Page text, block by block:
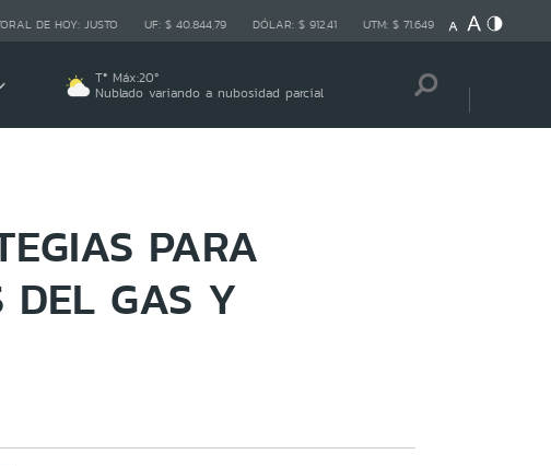
DE HOY: JUSTO UF: $ 40.844,79 DÓLAR: $ 912,41 UTM: $ 71.649
Tª Máx:20º
Nublado variando a nubosidad parcial
PARA
DEL GAS Y